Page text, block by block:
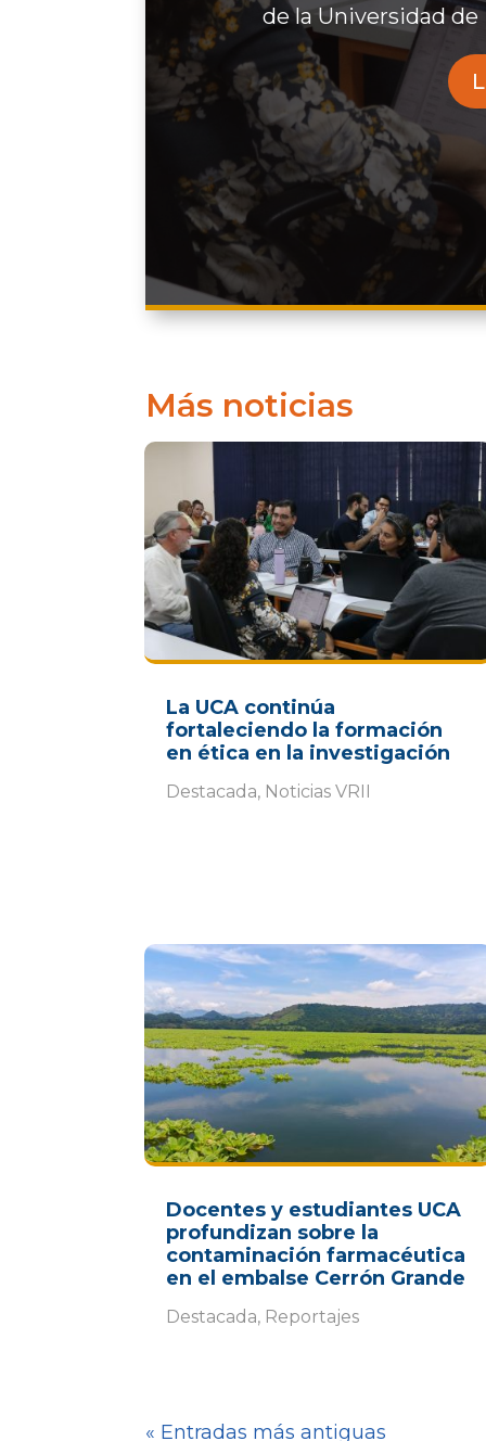
de la Universidad de
Más noticias
La UCA continúa
fortaleciendo la formación
en ética en la investigación
Destacada, Noticias VRII
Docentes y estudiantes UCA
profundizan sobre la
contaminación farmacéutica
en el embalse Cerrón Grande
Destacada, Reportajes
« Entradas más antiguas